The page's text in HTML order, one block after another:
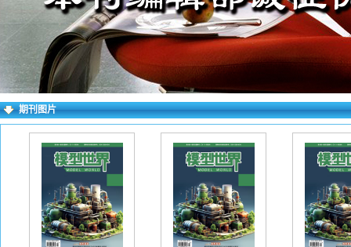
聘中
晰，
附简
历
多投
要
期刊图片